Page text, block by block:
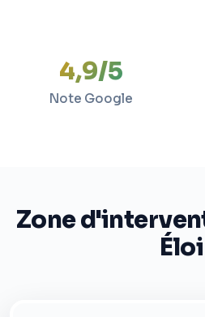
4,9/5
Note Google
Zone
Éloi